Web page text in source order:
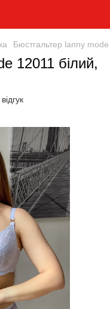
Бюстгальтер lanny
12011 білий,